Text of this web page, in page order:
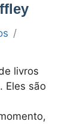
livros
Eles são